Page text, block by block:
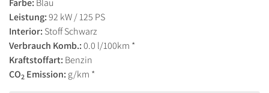
Leistung:92 kW / 125 PS
Interior: Stoff Schwarz
Verbrauch Komb.:0.0 l/100km *
Kraftstoffart: Benzin
CO2 Emission: g/km *